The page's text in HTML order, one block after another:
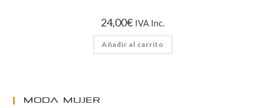
24,00€ IVA Inc.
Añadir al carrito
MODA MUJER